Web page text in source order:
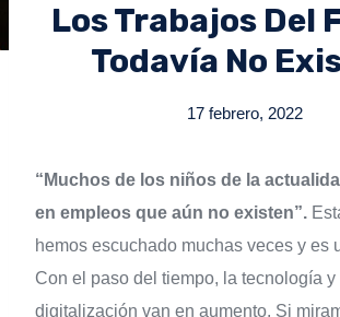
Los Trabajos Del
Todavía No
17 febrero, 2022
“Muchos de los niños de la
en empleos que aún no existen”.
hemos escuchado muchas veces y es
Con el paso del tiempo, la tecnología y
digitalización van en aumento. Si